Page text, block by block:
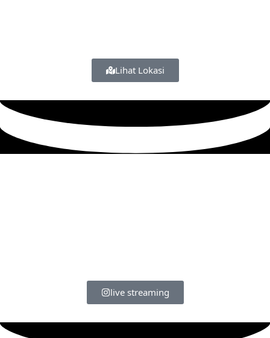
Lihat Lokasi
live streaming